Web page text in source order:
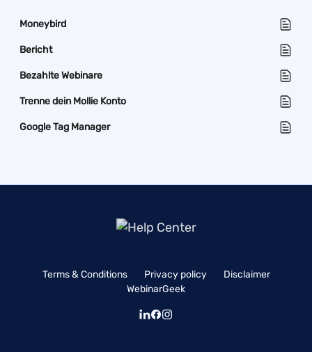
Moneybird
Bericht
Bezahlte Webinare
Trenne dein Mollie Konto
Google Tag Manager
Terms & Conditions Privacy policy
Disclaimer
WebinarGeek